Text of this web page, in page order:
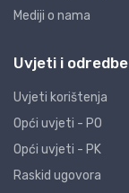
Mediji o nama
Uvjeti i odredbe
Uvjeti korištenja
Opći uvjeti - PO
Opći uvjeti - PK
Raskid ugovora